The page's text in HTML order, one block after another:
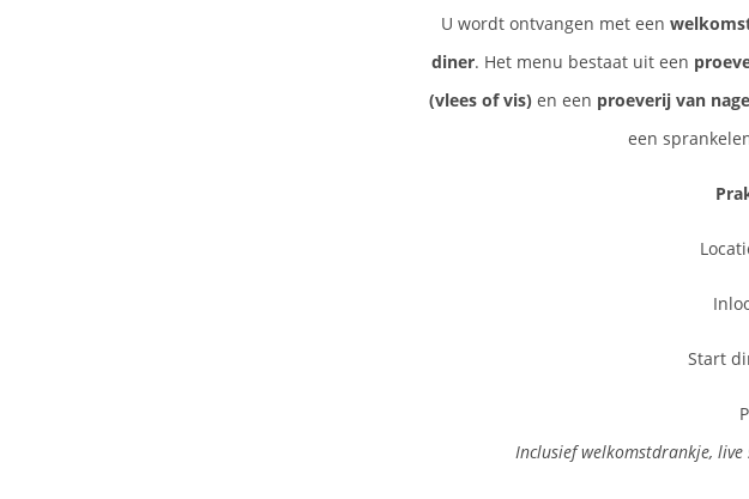
U wordt ontvangen met een
diner. Het menu bestaat uit een
(vlees of vis)en een proeverij van
een
Start
Inclusief welkomstdrankje, live